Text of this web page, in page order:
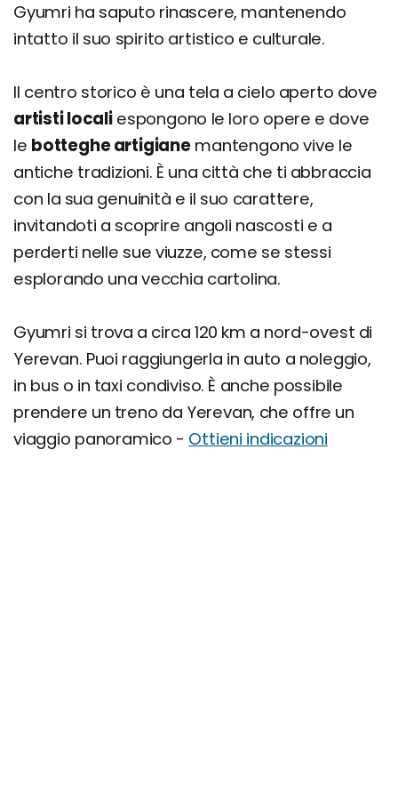
Gyumri ha saputo rinascere, mantenendo
intatto il suo spirito artistico e culturale.
Il centro storico è una tela a cielo aperto dove
artisti localiespongono le loro opere e dove
le botteghe artigianemantengono vive le
antiche tradizioni. È una città che ti abbraccia
con la sua genuinità e il suo carattere,
invitandoti a scoprire angoli nascosti e a
perderti nelle sue viuzze, come se stessi
esplorando una vecchia cartolina.
Gyumri si trova a circa 120 km a nord-ovest di
Yerevan. Puoi raggiungerla in auto a noleggio,
in bus o in taxi condiviso. È anche possibile
prendere un treno da Yerevan, che offre un
viaggio panoramico - Ottieni indicazioni